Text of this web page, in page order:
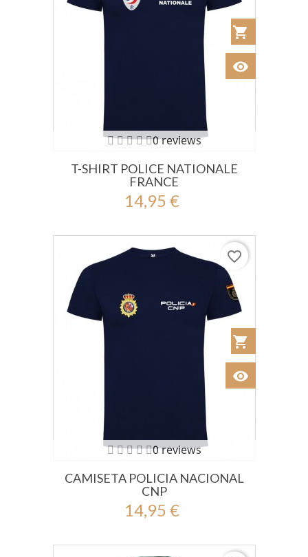
0 reviews
T-SHIRT POLICE NATIONALE
FRANCE
14,95 €
shopping_cart
visibility
0 reviews
CAMISETA POLICIA NACIONAL
CNP
14,95 €
shopping_cart
visibility
favorite_border